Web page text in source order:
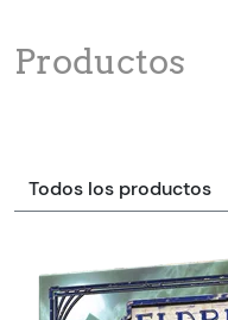
Productos